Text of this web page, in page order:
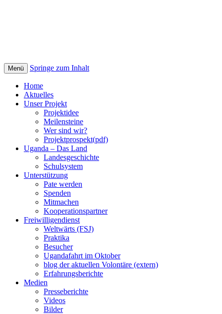
Menü Springe zum Inhalt
Home
Aktuelles
Unser Projekt
Projektidee
Meilensteine
Wer sind wir?
Projektprospekt(pdf)
Uganda – Das Land
Landesgeschichte
Schulsystem
Unterstützung
Pate werden
Spenden
Mitmachen
Kooperationspartner
Freiwilligendienst
Weltwärts (FSJ)
Praktika
Besucher
Ugandafahrt im Oktober
blog der aktuellen Volontäre (extern)
Erfahrungsberichte
Medien
Presseberichte
Videos
Bilder